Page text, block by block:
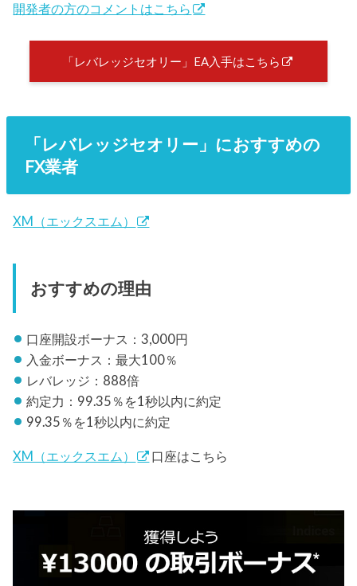
開発者の方のコメントはこちら
「レバレッジセオリー」EA入手はこちら
「レバレッジセオリー」におすすめの
FX業者
XM（エックスエム）
おすすめの理由
口座開設ボーナス：3,000円
入金ボーナス：最大100％
レバレッジ：888倍
約定力：99.35％を1秒以内に約定
99.35％を1秒以内に約定
XM（エックスエム） 口座はこちら